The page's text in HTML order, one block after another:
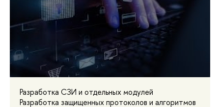
Разработка СЗИ и отдельных модулей
Разработка защищенных протоколов и алгоритмов